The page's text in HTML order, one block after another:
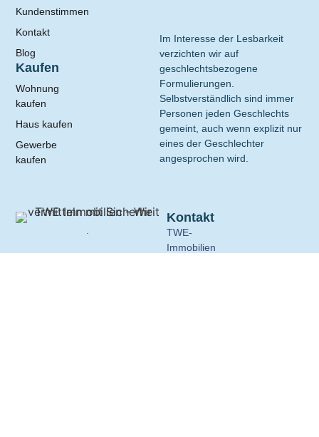
Im Interesse der Lesbarkeit
verzichten wir auf
geschlechtsbezogene
Formulierungen.
Selbstverständlich sind immer
Personen jeden Geschlechts
gemeint, auch wenn explizit nur
eines der Geschlechter
angesprochen wird.
Kontakt
TWE-
Immobilien
Kundenstimmen
Kontakt
Blog
Kaufen
Wohnung
kaufen
Haus kaufen
Gewerbe
kaufen